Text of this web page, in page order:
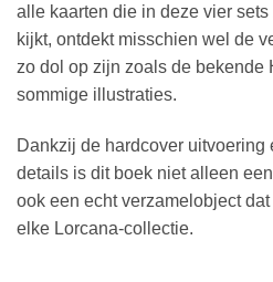
alle kaarten die in deze vier
kijkt, ontdekt misschien wel de
zo dol op zijn zoals de bekende
sommige illustraties.
Dankzij de hardcover
details is dit boek niet alleen
ook een echt verzamelobject
elke Lorcana-collectie.